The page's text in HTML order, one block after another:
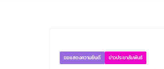
ขอแสดงความยินดี ข่าวประชาสัมพันธ์